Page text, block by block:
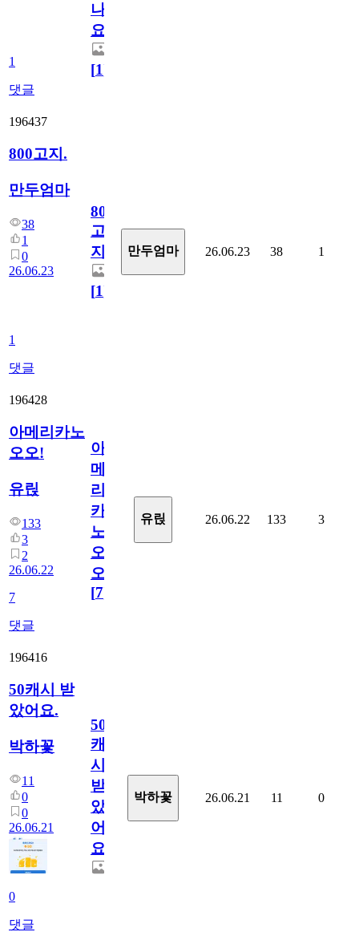
1
댓글
나
요)
[1]
196437
800고지.
만두엄마
38
1
0
26.06.23
1
댓글
800
고
지.
[1]
만두엄마 26.06.23 38 1
196428
아메리카노
오오!
유릱
133
3
2
26.06.22
7
댓글
아
메
리
카
노
오
오!
[7]
유릱 26.06.22 133 3
196416
50캐시 받
았어요.
박하꽃
11
0
0
26.06.21
0
댓글
50
캐
시
받
았
어
요.
박하꽃 26.06.21 11 0